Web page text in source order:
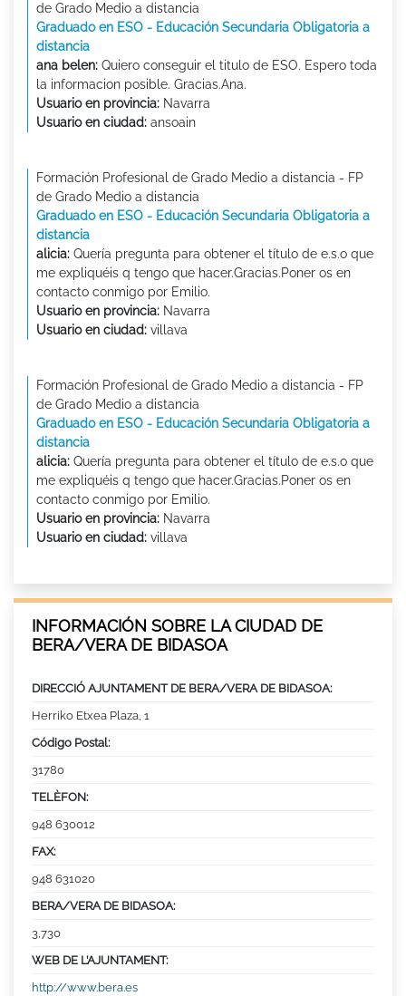
de Grado Medio a distancia
Graduado en ESO - Educación Secundaria Obligatoria a
distancia
ana belen: Quiero conseguir el titulo de ESO. Espero toda
la informacion posible. Gracias.Ana.
Usuario en provincia: Navarra
Usuario en ciudad: ansoain
Formación Profesional de Grado Medio a distancia - FP
de Grado Medio a distancia
Graduado en ESO - Educación Secundaria Obligatoria a
distancia
alicia: Quería pregunta para obtener el título de e.s.o que
me expliquéis q tengo que hacer.Gracias.Poner os en
contacto conmigo por Emilio.
Usuario en provincia: Navarra
Usuario en ciudad: villava
Formación Profesional de Grado Medio a distancia - FP
de Grado Medio a distancia
Graduado en ESO - Educación Secundaria Obligatoria a
distancia
alicia: Quería pregunta para obtener el título de e.s.o que
me expliquéis q tengo que hacer.Gracias.Poner os en
contacto conmigo por Emilio.
Usuario en provincia: Navarra
Usuario en ciudad: villava
INFORMACIÓN SOBRE LA CIUDAD DE
BERA/VERA DE BIDASOA
DIRECCIÓ AJUNTAMENT DE BERA/VERA DE BIDASOA:
Herriko Etxea Plaza, 1
Código Postal:
31780
TELÈFON:
948 630012
FAX:
948 631020
BERA/VERA DE BIDASOA:
3,730
WEB DE L’AJUNTAMENT:
http://www.bera.es